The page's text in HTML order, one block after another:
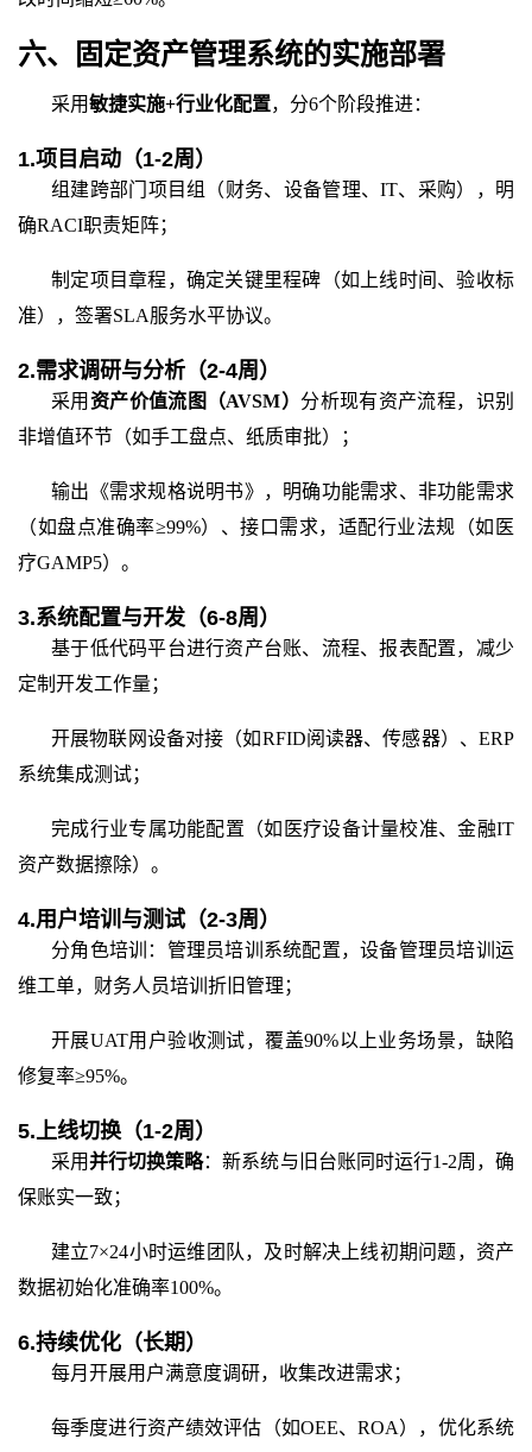
六、固定资产管理系统的实施部署
采用敏捷实施+行业化配置，分6个阶段推进：
1.项目启动（1-2周）
组建跨部门项目组（财务、设备管理、IT、采购），明
确RACI职责矩阵；
制定项目章程，确定关键里程碑（如上线时间、验收标
准），签署SLA服务水平协议。
2.需求调研与分析（2-4周）
采用 资产价值流图（AVSM） 分析现有资产流程，识别
非增值环节（如手工盘点、纸质审批）；
输出《需求规格说明书》，明确功能需求、非功能需求
（如盘点准确率≥99%）、接口需求，适配行业法规（如医
疗GAMP5）。
3.系统配置与开发（6-8周）
基于低代码平台进行资产台账、流程、报表配置，减少
定制开发工作量；
开展物联网设备对接（如RFID阅读器、传感器）、ERP
系统集成测试；
完成行业专属功能配置（如医疗设备计量校准、金融IT
资产数据擦除）。
4.用户培训与测试（2-3周）
分角色培训：管理员培训系统配置，设备管理员培训运
维工单，财务人员培训折旧管理；
开展UAT用户验收测试，覆盖90%以上业务场景，缺陷
修复率≥95%。
5.上线切换（1-2周）
采用并行切换策略：新系统与旧台账同时运行1-2周，确
保账实一致；
建立7×24小时运维团队，及时解决上线初期问题，资产
数据初始化准确率100%。
6.持续优化（长期）
每月开展用户满意度调研，收集改进需求；
每季度进行资产绩效评估（如OEE、ROA），优化系统